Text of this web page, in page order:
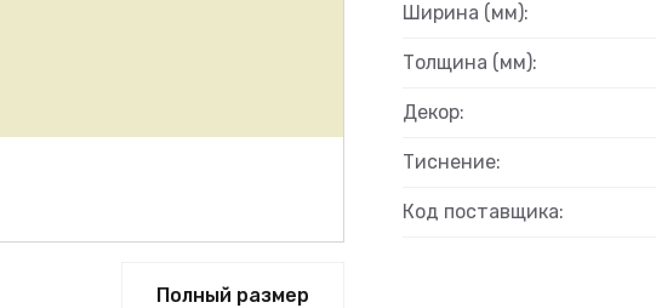
Полный размер
Ширина (мм):
Толщина (мм):
Декор:
Тиснение:
Код поставщика: